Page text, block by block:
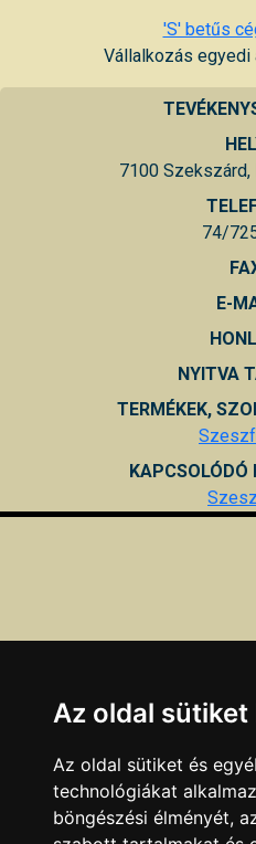
'S' betűs
Vállalkozás egyedi
7100
74/
E-
NYITVA
TERMÉKEK,
KAPCSOLÓDÓ
Az oldal sütiket
Az oldal sütiket és
technológiákat
böngészési élményét,